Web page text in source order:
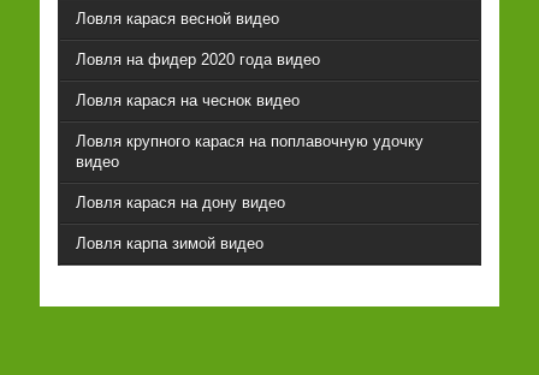
Ловля карася весной видео
Ловля на фидер 2020 года видео
Ловля карася на чеснок видео
Ловля крупного карася на поплавочную удочку
видео
Ловля карася на дону видео
Ловля карпа зимой видео